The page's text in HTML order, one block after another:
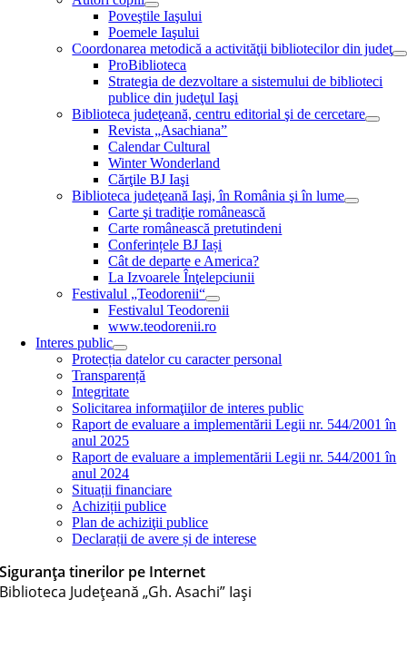
Poveştile Iaşului
Poemele Iaşului
Coordonarea metodică a activităţii bibliotecilor din judeţ
ProBiblioteca
Strategia de dezvoltare a sistemului de biblioteci
publice din judeţul Iaşi
Biblioteca judeţeană, centru editorial şi de cercetare
Revista „Asachiana”
Calendar Cultural
Winter Wonderland
Cărţile BJ Iaşi
Biblioteca judeţeană Iaşi, în România şi în lume
Carte şi tradiţie românească
Carte românească pretutindeni
Conferințele BJ Iași
Cât de departe e America?
La Izvoarele Înţelepciunii
Festivalul „Teodorenii“
Festivalul Teodorenii
www.teodorenii.ro
Interes public
Protecția datelor cu caracter personal
Transparență
Integritate
Solicitarea informaţiilor de interes public
Raport de evaluare a implementării Legii nr. 544/2001 în
anul 2025
Raport de evaluare a implementării Legii nr. 544/2001 în
anul 2024
Situații financiare
Achiziții publice
Plan de achiziţii publice
Declarații de avere și de interese
Siguranța tinerilor pe Internet
Biblioteca Judeţeană „Gh. Asachi” Iaşi